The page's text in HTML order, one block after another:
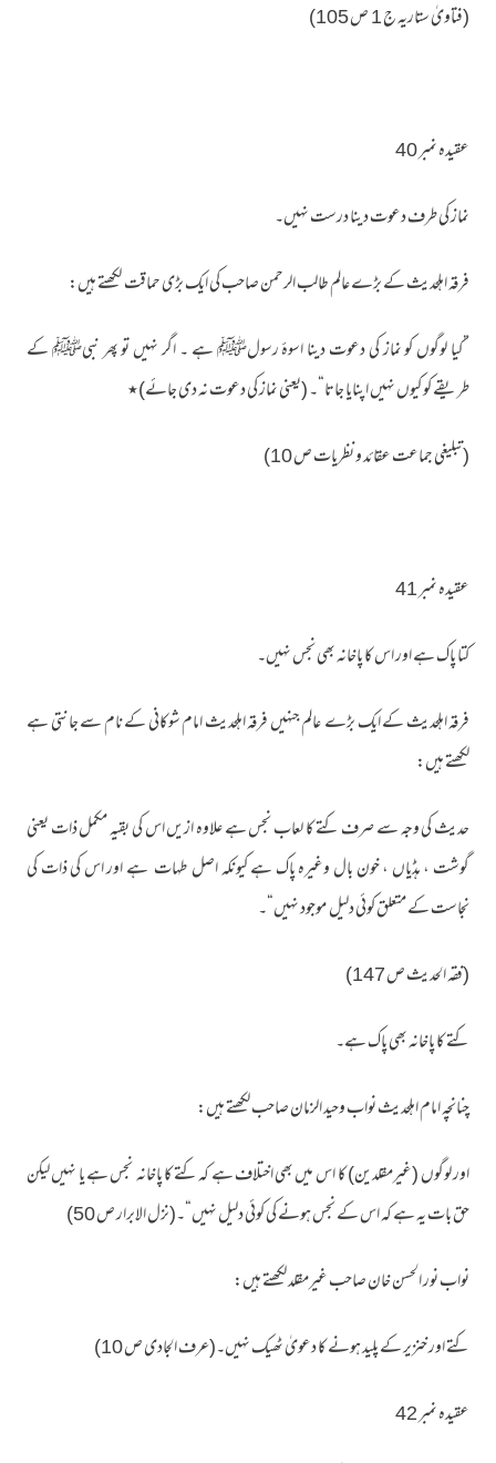
(فتاویٰ ستاریہ ج 1 ص 105)
عقیدہ نمبر 40
نماز کی طرف دعوت دینا درست نہیں۔
فرقہ اہلحدیث کے بڑے عالم طالب الرحمن صاحب کی ایک بڑی حماقت لکھتے ہیں:
”کیا لوگوں کو نماز کی دعوت دینا اسوۂ رسولﷺ ہے ۔ اگر نہیں تو پھر نبیﷺ کے
طریقے کو کیوں نہیں اپنایا جاتا“۔ (یعنی نماز کی دعوت نہ دی جائے)٭
(تبلیغی جماعت عقائد و نظریات ص 10)
عقیدہ نمبر 41
کتا پاک ہے اور اس کا پاخانہ بھی نجس نہیں۔
فرقہ اہلحدیث کے ایک بڑے عالم جنہیں فرقہ اہلحدیث امام شوکانی کے نام سے جانتی ہے
لکھتے ہیں:
حدیث کی وجہ سے صرف کتے کا لعاب نجس ہے علاوہ ازیں اس کی بقیہ مکمل ذات یعنی
گوشت ، ہڈیاں ، خون بال وغیرہ پاک ہے کیونکہ اصل طہات ہے اور اس کی ذات کی
نجاست کے متعلق کوئی دلیل موجود نہیں“۔
(فقہ الحدیث ص 147)
کتے کا پاخانہ بھی پاک ہے۔
چنانچہ امام اہلحدیث نواب وحید الزمان صاحب لکھتے ہیں:
اور لوگوں (غیرمقلدین) کا اس میں بھی اختلاف ہے کہ کتے کا پاخانہ نجس ہے یا نہیں لیکن
حق بات یہ ہے کہ اس کے نجس ہونے کی کوئی دلیل نہیں“۔(نزل الابرار ص 50)
نواب نور الحسن خان صاحب غیرمقلد لکھتے ہیں:
کتے اور خنزیر کے پلید ہونے کا دعویٰ ٹھیک نہیں۔(عرف الجادی ص 10)
عقیدہ نمبر 42